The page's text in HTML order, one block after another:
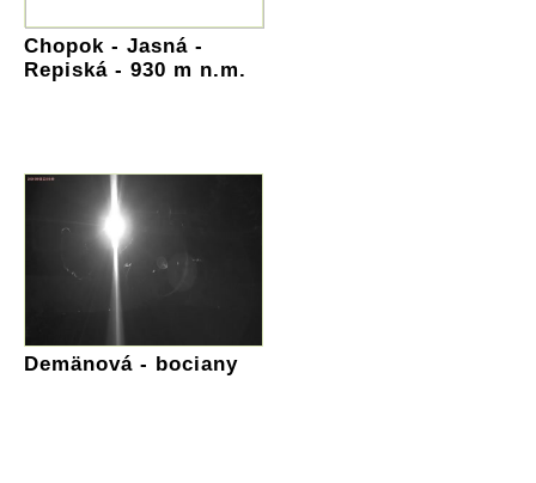
Chopok - Jasná -
Repiská - 930 m n.m.
Demänová - bociany